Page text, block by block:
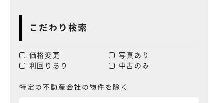
こだわり検索
価格変更
写真あり
利回りあり
中古のみ
特定の不動産会社の物件を除く